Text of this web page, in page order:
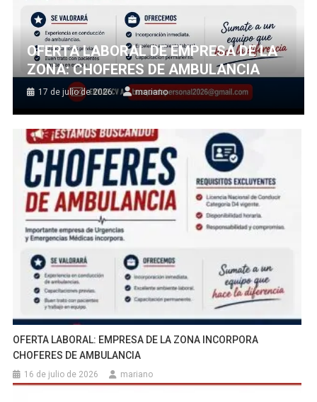
OFERTA LABORAL DE EMPRESA DE LA
ZONA: CHOFERES DE AMBULANCIA
17 de julio de 2026 mariano
OFERTA LABORAL: EMPRESA DE LA ZONA INCORPORA
CHOFERES DE AMBULANCIA
16 de julio de 2026 mariano